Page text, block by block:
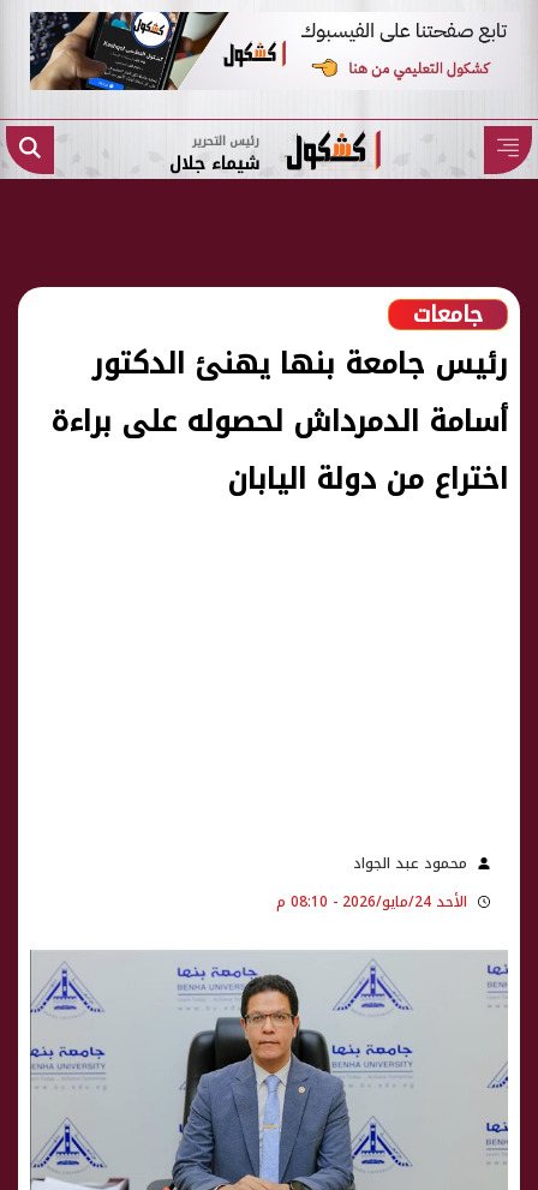
رئيس التحرير
شيماء جلال
جامعات
رئيس جامعة بنها يهنئ الدكتور
أسامة الدمرداش لحصوله على براءة
اختراع من دولة اليابان
محمود عبد الجواد
الأحد 24/مايو/2026 - 08:10 م